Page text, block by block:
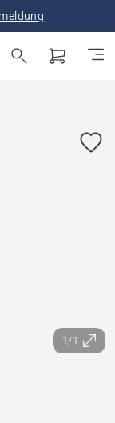
1/1